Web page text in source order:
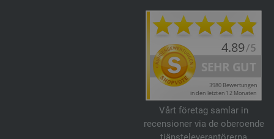
Vårt företag samlar in
recensioner via de oberoende